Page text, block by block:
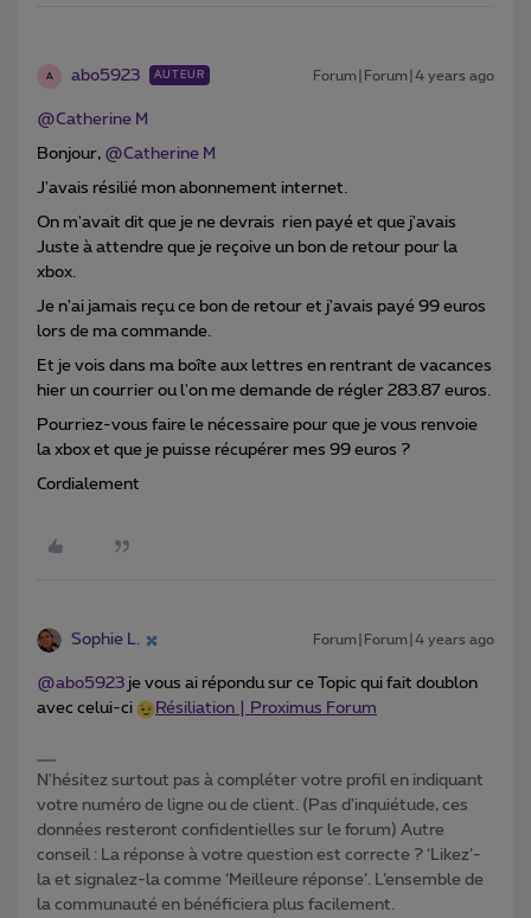
A abo5923 AUTEUR Forum|Forum|4 years ago
@Catherine M
Bonjour, @Catherine M
J'avais résilié mon abonnement internet.
On m'avait dit que je ne devrais rien payé et que j'avais
Juste à attendre que je reçoive un bon de retour pour la
xbox.
Je n'ai jamais reçu ce bon de retour et j'avais payé 99 euros
lors de ma commande.
Et je vois dans ma boîte aux lettres en rentrant de vacances
hier un courrier ou l'on me demande de régler 283.87 euros.
Pourriez-vous faire le nécessaire pour que je vous renvoie
la xbox et que je puisse récupérer mes 99 euros ?
Cordialement
Sophie L. Forum|Forum|4 years ago
@abo5923 je vous ai répondu sur ce Topic qui fait doublon
avec celui-ci
Résiliation | Proximus Forum
N'hésitez surtout pas à compléter votre profil en indiquant
votre numéro de ligne ou de client. (Pas d'inquiétude, ces
données resteront confidentielles sur le forum) Autre
conseil : La réponse à votre question est correcte ? ‘Likez’-
la et signalez-la comme ‘Meilleure réponse’. L’ensemble de
la communauté en bénéficiera plus facilement.